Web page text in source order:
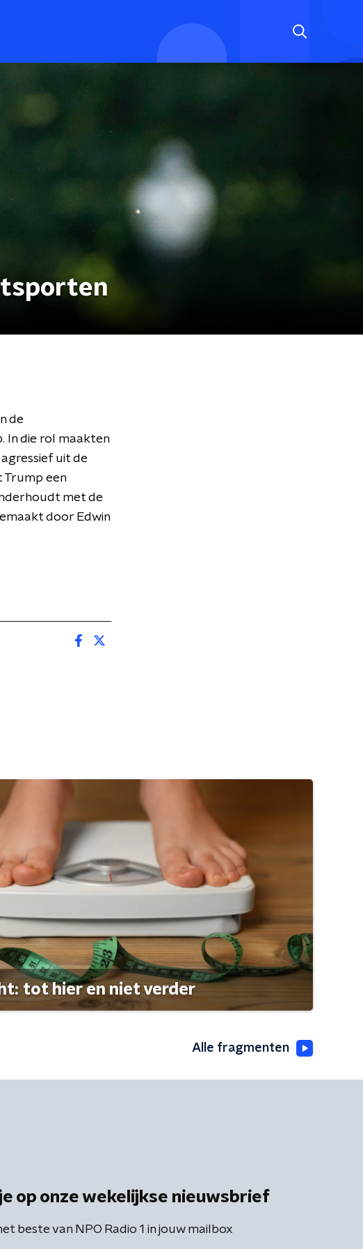
de
In die rol maakten
uit de
Trump een
met de
door Edwin
tot hier en niet verder
Alle fragmenten
op onze wekelijkse nieuwsbrief
beste van NPO Radio 1 in jouw mailbox